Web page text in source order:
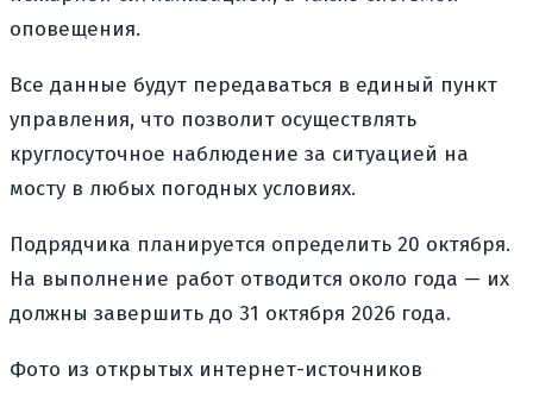
оповещения.
Все данные будут передаваться в единый пункт
управления, что позволит осуществлять
круглосуточное наблюдение за ситуацией на
мосту в любых погодных условиях.
Подрядчика планируется определить 20 октября.
На выполнение работ отводится около года — их
должны завершить до 31 октября 2026 года.
Фото из открытых интернет-источников